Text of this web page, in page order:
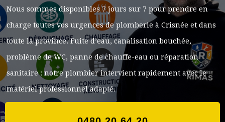
Nous sommes disponibles 7 jours sur 7 pour prendre en
charge toutes vos urgences de plomberie à Crisnée et dans
toute la province. Fuite d’eau, canalisation bouchée,
problème de WC, panne de chauffe-eau ou réparation
sanitaire : notre plombier intervient rapidement avec le
matériel professionnel adapté.